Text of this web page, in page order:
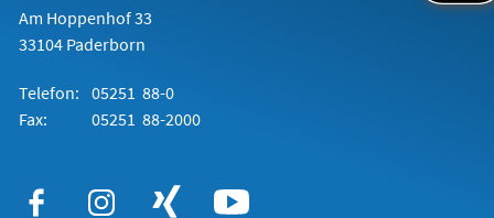
Am Hoppenhof 33
33104 Paderborn
Telefon: 05251 88-0
Fax:
05251 88-2000